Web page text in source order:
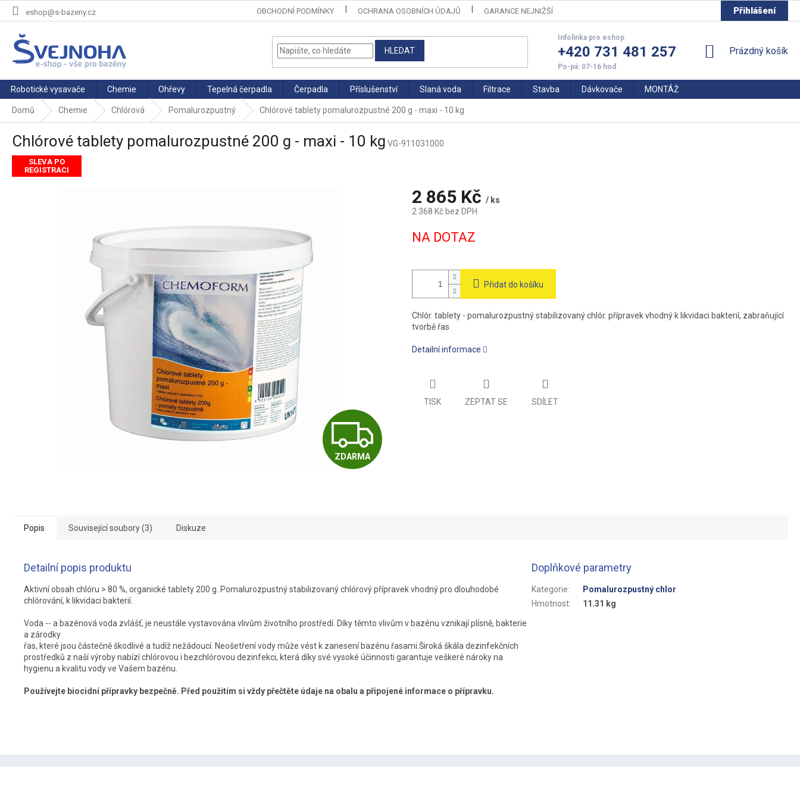
Přejít
eshop@s-bazeny.cz OBCHODNÍ PODMÍNKY OCHRANA OSOBNÍCH ÚDAJŮ GARANCE NEJNIŽŠÍ CENY Přihlášení
HLEDAT +420 731 481 257
NÁKUPNÍ
Prázdný košík
Robotické vysavače Chemie Ohřevy Tepelná čerpadla Čerpadla Příslušenství Slaná voda Filtrace Stavba Dávkovače MONTÁŽ
Domů Chemie Chlórová Pomalurozpustný Chlórové tablety pomalurozpustné 200 g - maxi - 10 kg
Chlórové tablety pomalurozpustné 200 g - maxi - 10 kg VG-911031000
SLEVA PO
REGISTRACI
Z
D
M
A
ZDARMA
2 865 Kč / ks
2 368 Kč bez DPH
cena:
NA DOTAZ
Přidat do košíku
Chlór. tablety - pomalurozpustný stabilizovaný chlór. přípravek vhodný k likvidaci bakterií, zabraňující
tvorbě řas
Detailní informace
TISK ZEPTAT SE SDÍLET
Popis Související soubory (3) Diskuze
Detailní popis produktu
Aktivní obsah chlóru > 80 %, organické tablety 200 g. Pomalurozpustný stabilizovaný chlórový přípravek vhodný pro dlouhodobé
chlórování, k likvidaci bakterií.
Voda -- a bazénová voda zvlášť, je neustále vystavována vlivům životního prostředí. Díky těmto vlivům v bazénu vznikají plísně, bakterie
a zárodky
řas, které jsou částečně škodlivé a tudíž nežádoucí. Neošetření vody může vést k zanesení bazénu řasami.Široká škála dezinfekčních
prostředků z naší výroby nabízí chlórovou i bezchlórovou dezinfekci, která díky své vysoké účinnosti garantuje veškeré nároky na
hygienu a kvalitu vody ve Vašem bazénu.
Používejte biocidní přípravky bezpečně. Před použitím si vždy přečtěte údaje na obalu a připojené informace o přípravku.
Doplňkové parametry
Kategorie:
Pomalurozpustný chlor
Hmotnost: 11.31 kg